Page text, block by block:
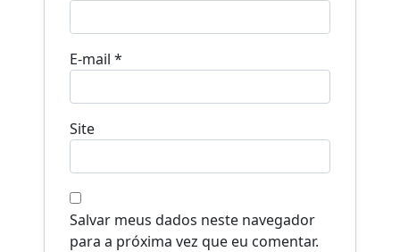
E-mail*
Site
Salvar meus dados neste navegador
para a próxima vez que eu comentar.